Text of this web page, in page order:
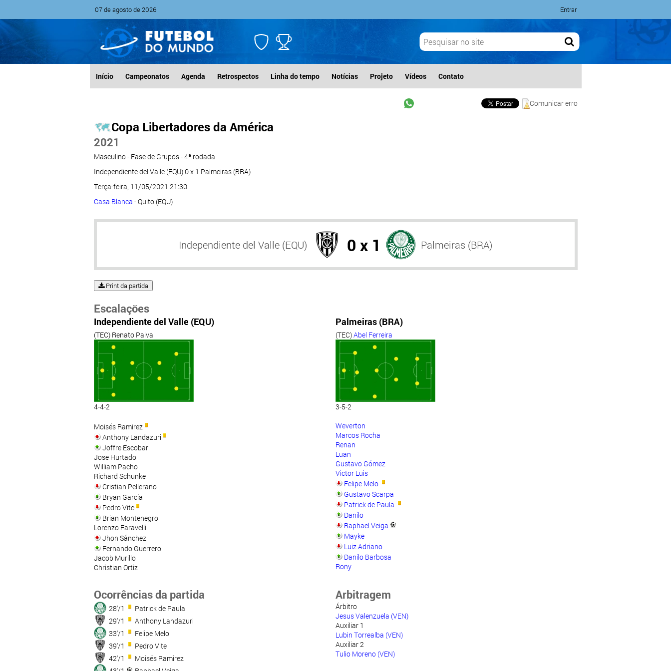
07 de agosto de 2026 Entrar
Início Campeonatos Agenda Retrospectos Linha do tempo Notícias Projeto Vídeos Contato
Comunicar erro
Copa Libertadores da América
2021
Masculino - Fase de Grupos - 4ª rodada
Independiente del Valle (EQU) 0 x 1 Palmeiras (BRA)
Terça-feira, 11/05/2021 21:30
Casa Blanca - Quito (EQU)
Independiente del Valle (EQU) 0 x 1 Palmeiras (BRA)
Print da partida
Escalações
Independiente del Valle (EQU)
(TEC) Renato Paiva
4-4-2
Moisés Ramirez
Anthony Landazuri
Joffre Escobar
Jose Hurtado
William Pacho
Richard Schunke
Cristian Pellerano
Bryan García
Pedro Vite
Brian Montenegro
Lorenzo Faravelli
Jhon Sánchez
Fernando Guerrero
Jacob Murillo
Christian Ortiz
Palmeiras (BRA)
(TEC)Abel Ferreira
3-5-2
Weverton
Marcos Rocha
Renan
Luan
Gustavo Gómez
Victor Luis
Felipe Melo
Gustavo Scarpa
Patrick de Paula
Danilo
Raphael Veiga
Mayke
Luiz Adriano
Danilo Barbosa
Rony
Ocorrências da partida
28'/1
Patrick de Paula
29'/1
Anthony Landazuri
33'/1
Felipe Melo
39'/1
Pedro Vite
42'/1
Moisés Ramirez
Arbitragem
Árbitro
Jesus Valenzuela (VEN)
Auxiliar 1
Lubin Torrealba (VEN)
Auxiliar 2
Tulio Moreno (VEN)